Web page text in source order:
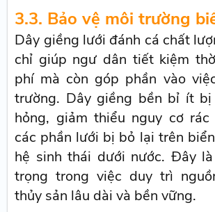
3.3. Bảo vệ môi trường
Dây giềng lưới đánh cá chất
chỉ giúp ngư dân tiết kiệm
phí mà còn góp phần vào
trường. Dây giềng bền bỉ ít
hỏng, giảm thiểu nguy cơ
các phần lưới bị bỏ lại trên
hệ sinh thái dưới nước. Đây
trọng trong việc duy trì
thủy sản lâu dài và bền vững.